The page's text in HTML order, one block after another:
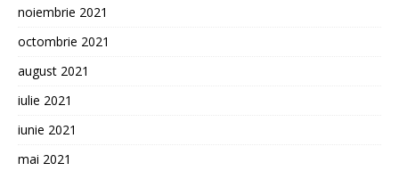
noiembrie 2021
octombrie 2021
august 2021
iulie 2021
iunie 2021
mai 2021